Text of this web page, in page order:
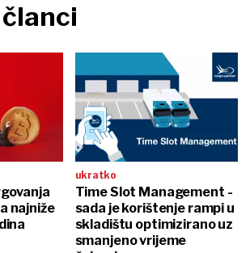
najniže
ukratko
Time Slot Management -
sada je korištenje rampi u
skladištu optimizirano uz
smanjeno vrijeme